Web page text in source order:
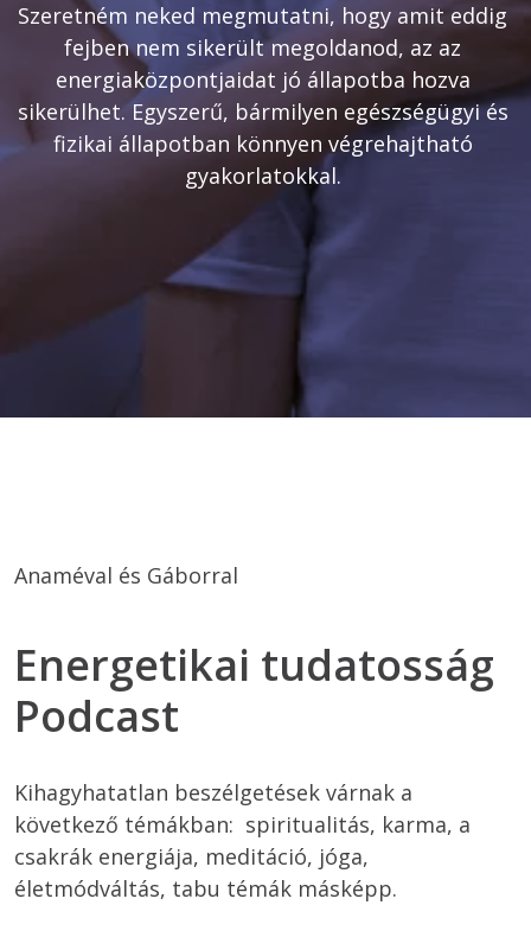
Szeretném neked megmutatni, hogy amit eddig
fejben nem sikerült megoldanod, az az
energiaközpontjaidat jó állapotba hozva
sikerülhet. Egyszerű, bármilyen egészségügyi és
fizikai állapotban könnyen végrehajtható
gyakorlatokkal.
Anaméval és Gáborral
Energetikai tudatosság
Podcast
Kihagyhatatlan beszélgetések várnak a
következő témákban:  spiritualitás, karma, a
csakrák energiája, meditáció, jóga,
életmódváltás, tabu témák másképp.